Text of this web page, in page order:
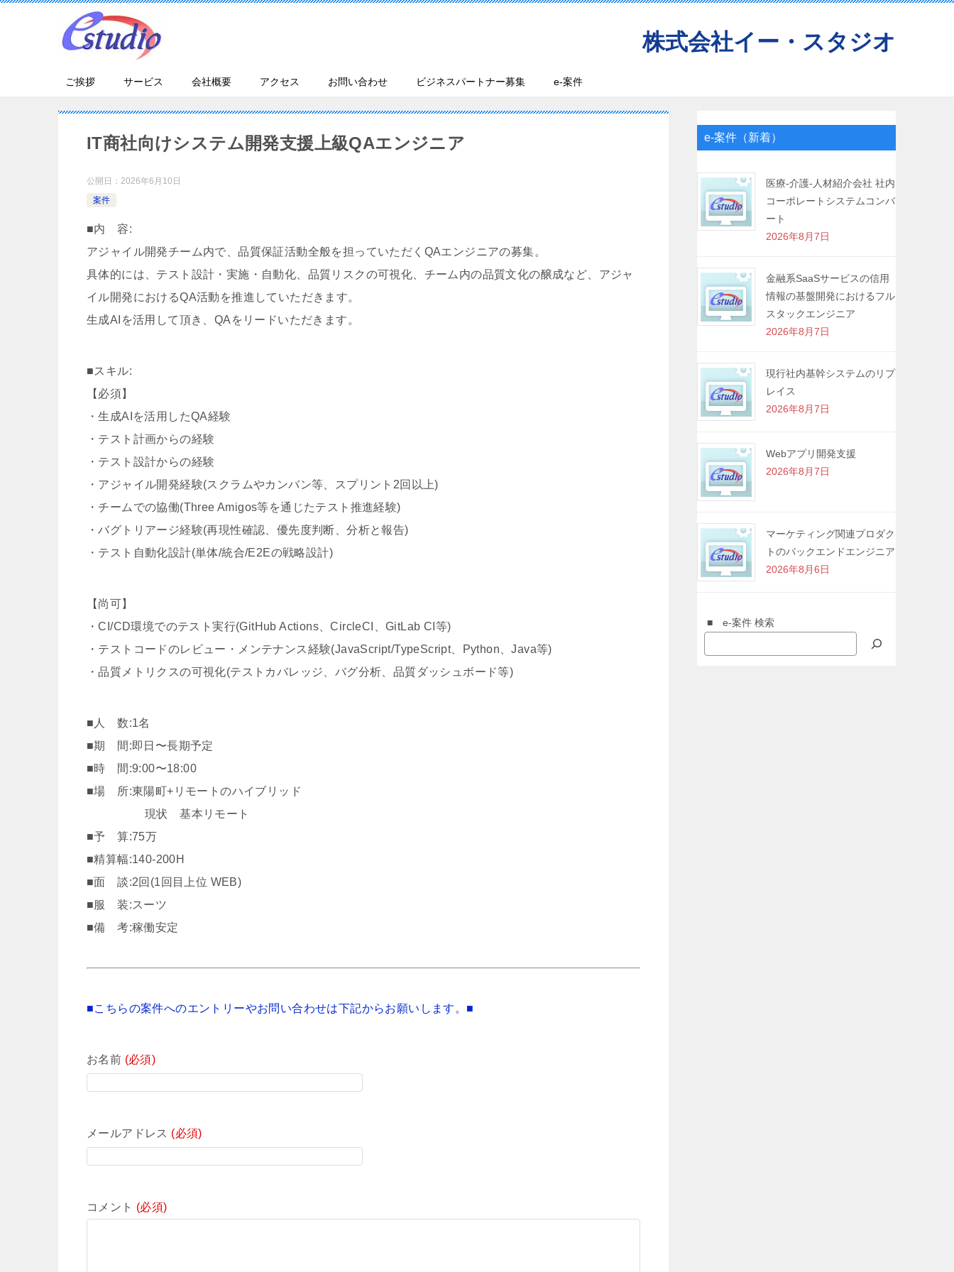
株式会社イー・スタジオ
ご挨拶 サービス 会社概要 アクセス お問い合わせ ビジネスパートナー募集 e-案件
IT商社向けシステム開発支援上級QAエンジニア
公開日： 2026年6月10日
案件
■内 容:
アジャイル開発チーム内で、品質保証活動全般を担っていただくQAエンジニアの募集。
具体的には、テスト設計・実施・自動化、品質リスクの可視化、チーム内の品質文化の醸成など、アジャ
イル開発におけるQA活動を推進していただきます。
生成AIを活用して頂き、QAをリードいただきます。
■スキル:
【必須】
・生成AIを活用したQA経験
・テスト計画からの経験
・テスト設計からの経験
・アジャイル開発経験(スクラムやカンバン等、スプリント2回以上)
・チームでの協働(Three Amigos等を通じたテスト推進経験)
・バグトリアージ経験(再現性確認、優先度判断、分析と報告)
・テスト自動化設計(単体/統合/E2Eの戦略設計)
【尚可】
・CI/CD環境でのテスト実行(GitHub Actions、CircleCI、GitLab CI等)
・テストコードのレビュー・メンテナンス経験(JavaScript/TypeScript、Python、Java等)
・品質メトリクスの可視化(テストカバレッジ、バグ分析、品質ダッシュボード等)
■人 数:1名
■期 間:即日〜長期予定
■時 間:9:00〜18:00
■場 所:東陽町+リモートのハイブリッド
現状 基本リモート
■予 算:75万
■精算幅:140-200H
■面 談:2回(1回目上位 WEB)
■服 装:スーツ
■備 考:稼働安定
■こちらの案件へのエントリーやお問い合わせは下記からお願いします。■
お名前 (必須)
メールアドレス (必須)
コメント (必須)
e-案件（新着）
医療-介護-人材紹介会社 社内
コーポレートシステムコンバ
ート
2026年8月7日
金融系SaaSサービスの信用
情報の基盤開発におけるフル
スタックエンジニア
2026年8月7日
現行社内基幹システムのリプ
レイス
2026年8月7日
Webアプリ開発支援
2026年8月7日
マーケティング関連プロダク
トのバックエンドエンジニア
2026年8月6日
■ e-案件 検索